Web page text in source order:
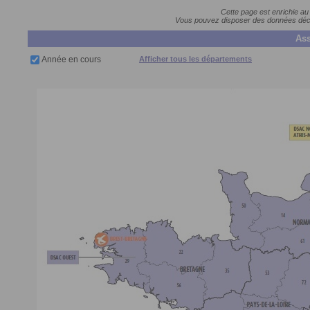
Cette page est enrichie
Vous pouvez disposer des données
Année en cours Afficher tous les départements